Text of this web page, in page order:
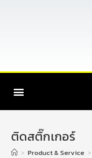
ติดสติ๊กเกอร์
> Product & Service >